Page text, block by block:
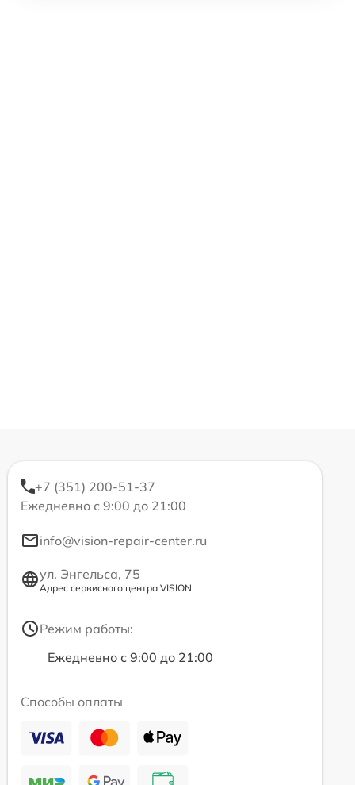
+7 (351) 200-51-37
Ежедневно с 9:00 до 21:00
info@vision-repair-center.ru
ул. Энгельса, 75
Адрес сервисного центра VISION
Режим работы:
Ежедневно с 9:00 до 21:00
Способы оплаты